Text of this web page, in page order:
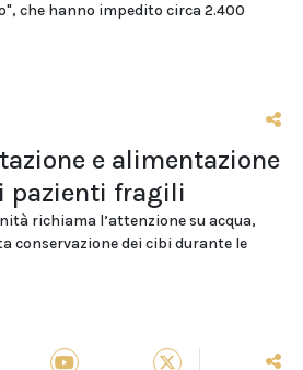
che hanno impedito circa 2.400
e alimentazione
pazienti fragili
richiama l’attenzione su acqua,
conservazione dei cibi durante le